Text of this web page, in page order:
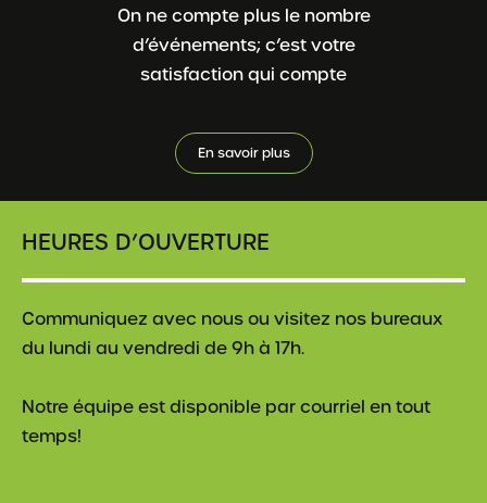
On ne compte plus le nombre
d’événements; c’est votre
satisfaction qui compte
En savoir plus
HEURES D’OUVERTURE
Communiquez avec nous ou visitez nos bureaux
du lundi au vendredi de 9h à 17h.
Notre équipe est disponible par courriel en tout
temps!